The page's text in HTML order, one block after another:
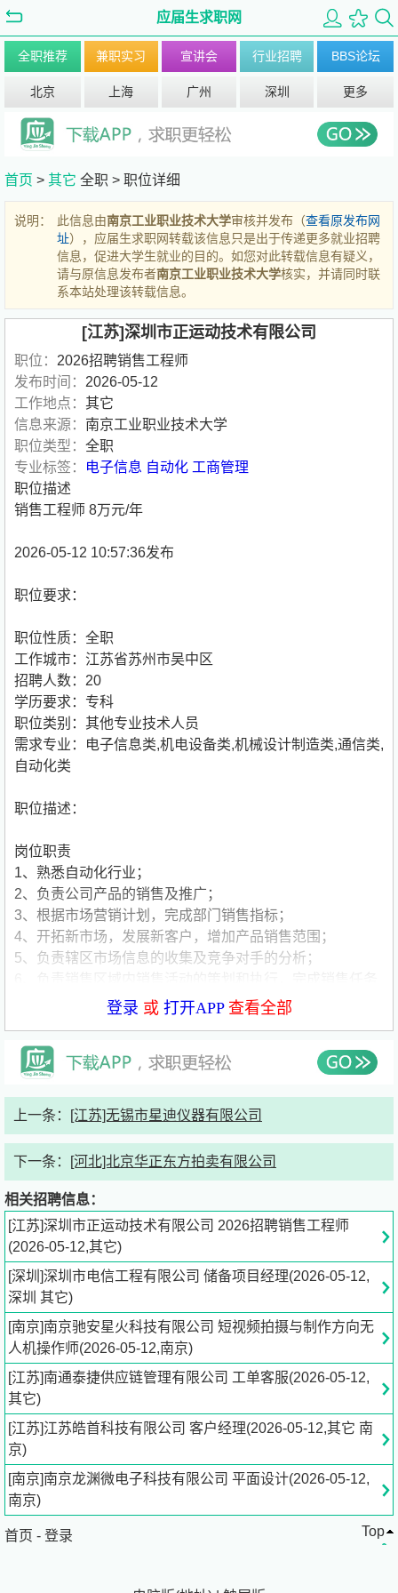
应届生求职网
全职推荐 兼职实习 宣讲会 行业招聘 BBS论坛
北京 上海 广州 深圳 更多
首页 > 其它 全职 > 职位详细
说明： 此信息由南京工业职业技术大学审核并发布（查看原发布网
址），应届生求职网转载该信息只是出于传递更多就业招聘
信息，促进大学生就业的目的。如您对此转载信息有疑义，
请与原信息发布者南京工业职业技术大学核实，并请同时联
系本站处理该转载信息。
[江苏]深圳市正运动技术有限公司
职位： 2026招聘销售工程师
发布时间： 2026-05-12
工作地点： 其它
信息来源： 南京工业职业技术大学
职位类型： 全职
专业标签：
电子信息 自动化 工商管理
职位描述
销售工程师 8万元/年
2026-05-12 10:57:36发布
职位要求：
职位性质：全职
工作城市：江苏省苏州市吴中区
招聘人数：20
学历要求：专科
职位类别：其他专业技术人员
需求专业：电子信息类,机电设备类,机械设计制造类,通信类,
自动化类
职位描述：
岗位职责
1、熟悉自动化行业；
2、负责公司产品的销售及推广；
3、根据市场营销计划，完成部门销售指标；
4、开拓新市场，发展新客户，增加产品销售范围；
5、负责辖区市场信息的收集及竞争对手的分析；
2.熟悉自动化产品销售经验者优先
3.具备较强的客户沟通能力和较高的商务处理能力，有良好
4.对业务工作热心、有毅力、时刻充满激情，工作思路清
薪资福利
专业性培训，学习期间包吃住
联系方式：
联系人：乔**
简历接收邮箱：h*@
公司介绍：
公司成立于2013年，专注于纯国产运动控制技术研究和通
用运动控制软硬件平台和产品的研发，是国家级高新技术和
专精特新企业。
正运动技术汇集了来自华为、中兴等公司的优秀人才。力求
创新，目前公司拥有专利、著作权等知识产权五十余项。在
坚持自主创新的同时，积极联合各大高校和科研院所协同运
动控制基础技术的研究，是国内工控领域发展最快的企业之
登录 或 打开APP查看全部
上一条： [江苏]无锡市星迪仪器有限公司
下一条： [河北]北京华正东方拍卖有限公司
相关招聘信息：
[江苏]深圳市正运动技术有限公司 2026招聘销售工程师
(2026-05-12,其它)
[深圳]深圳市电信工程有限公司 储备项目经理(2026-05-12,
深圳 其它)
[南京]南京驰安星火科技有限公司 短视频拍摄与制作方向无
人机操作师(2026-05-12,南京)
[江苏]南通泰捷供应链管理有限公司 工单客服(2026-05-12,
其它)
[江苏]江苏皓首科技有限公司 客户经理(2026-05-12,其它 南
京)
[南京]南京龙渊微电子科技有限公司 平面设计(2026-05-12,
南京)
首页 - 登录 Top